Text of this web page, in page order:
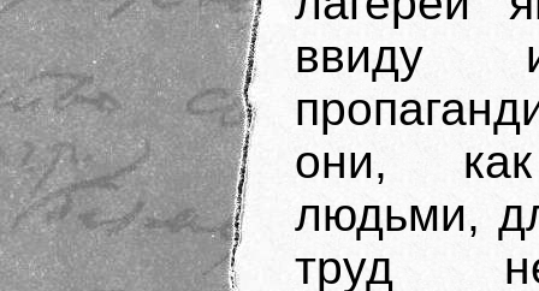
ввиду
они,
людьми,
труд